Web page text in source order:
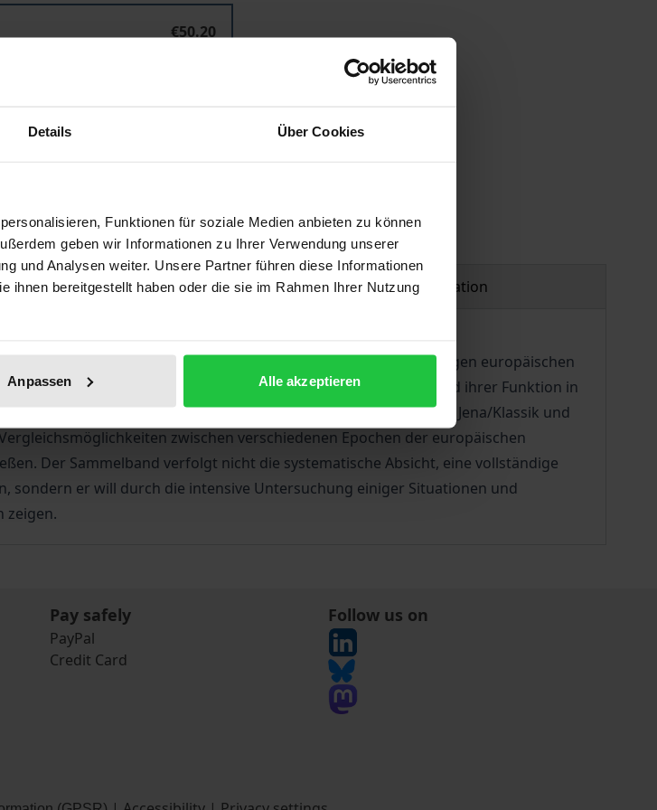
Details Über Cookies
Funktionen für soziale Medien anbieten zu können
geben wir Informationen zu Ihrer Verwendung unserer
und Analysen weiter. Unsere Partner führen diese Informationen
ihnen bereitgestellt haben oder die sie im Rahmen Ihrer Nutzung
Anpassen Alle akzeptieren
€50.20
data Product safety information
einer wissenschaftlichen Zusammenarbeit zwischen einigen europäischen
Kulturgeschichte zu legen. Durch die Analyse einiger Städte und ihrer Funktion in
Freiburg/Renaissance und Reform; Kopenhagen/Aufklärung; Jena/Klassik und
zwischen verschiedenen Epochen der europäischen
Der Sammelband verfolgt nicht die systematische Absicht, eine vollständige
sondern er will durch die intensive Untersuchung einiger Situationen und
zeigen.
Pay safely
PayPal
Credit Card
Follow us on